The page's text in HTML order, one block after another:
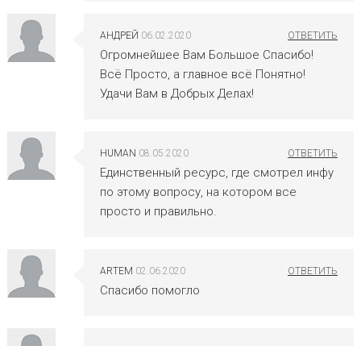
АНДРЕЙ 06.02.2020
Огромнейшее Вам Большое Спасибо!
Всё Просто, а главное всё Понятно!
Удачи Вам в Добрых Делах!
HUMAN 08.05.2020
Единственный ресурс, где смотрел инфу
по этому вопросу, на котором все
просто и правильно.
ARTEM 02.06.2020
Спасибо помогло